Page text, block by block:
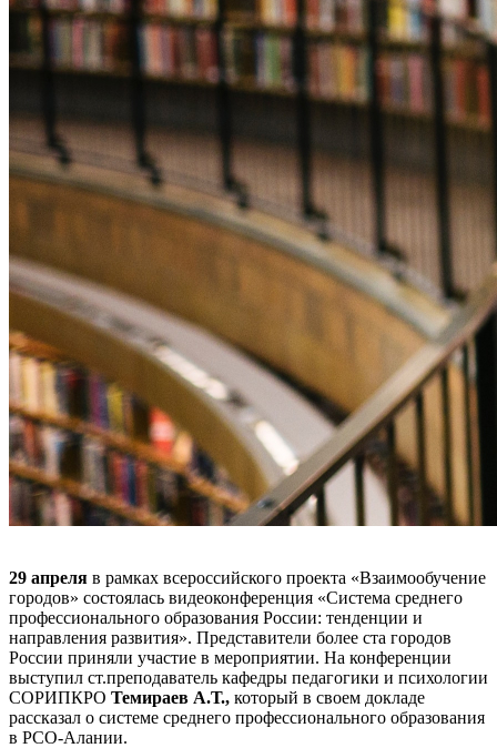
29 апреля в рамках всероссийского проекта «Взаимообучение
городов» состоялась видеоконференция «Система среднего
профессионального образования России: тенденции и
направления развития». Представители более ста городов
России приняли участие в мероприятии. На конференции
выступил ст.преподаватель кафедры педагогики и психологии
СОРИПКРО Темираев А.Т., который в своем докладе
рассказал о системе среднего профессионального образования
в РСО-Алании.